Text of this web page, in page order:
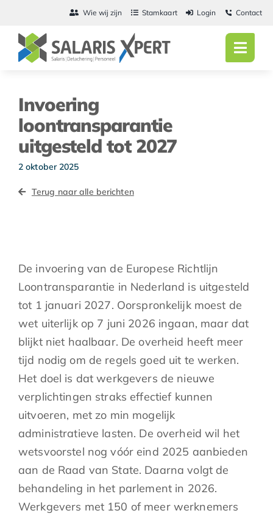
inhoud
Wie wij zijn Stamkaart Login Contact
Invoering
loontransparantie
uitgesteld tot 2027
2 oktober 2025
Terug naar alle berichten
De invoering van de Europese Richtlijn
Loontransparantie in Nederland is uitgesteld
tot 1 januari 2027. Oorspronkelijk moest de
wet uiterlijk op 7 juni 2026 ingaan, maar dat
blijkt niet haalbaar. De overheid heeft meer
tijd nodig om de regels goed uit te werken.
Het doel is dat werkgevers de nieuwe
verplichtingen straks effectief kunnen
uitvoeren, met zo min mogelijk
administratieve lasten. De overheid wil het
wetsvoorstel nog vóór eind 2025 aanbieden
aan de Raad van State. Daarna volgt de
behandeling in het parlement in 2026.
Werkgevers met 150 of meer werknemers